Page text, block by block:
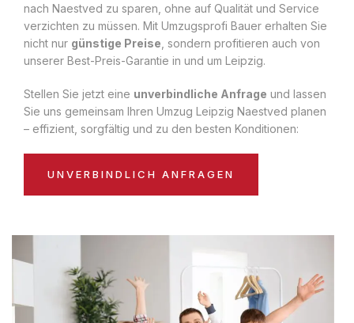
nach Naestved zu sparen, ohne auf Qualität und Service
verzichten zu müssen. Mit Umzugsprofi Bauer erhalten Sie
nicht nur günstige Preise , sondern profitieren auch von
unserer Best-Preis-Garantie in und um Leipzig.
Stellen Sie jetzt eine unverbindliche Anfrage und lassen
Sie uns gemeinsam Ihren Umzug Leipzig Naestved planen
– effizient, sorgfältig und zu den besten Konditionen:
UNVERBINDLICH ANFRAGEN